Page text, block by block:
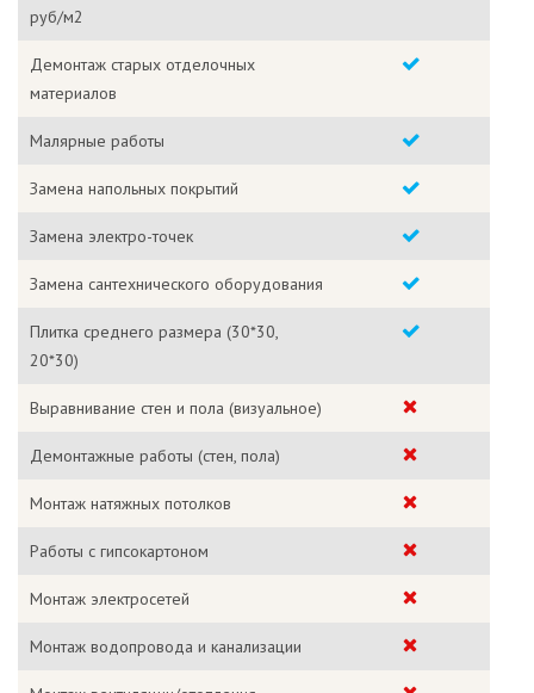
руб/м2
Демонтаж старых отделочных
материалов
Малярные работы
Замена напольных покрытий
Замена электро-точек
Замена сантехнического оборудования
Плитка среднего размера (30*30,
20*30)
Выравнивание стен и пола (визуальное)
Демонтажные работы (стен, пола)
Монтаж натяжных потолков
Работы с гипсокартоном
Монтаж электросетей
Монтаж водопровода и канализации